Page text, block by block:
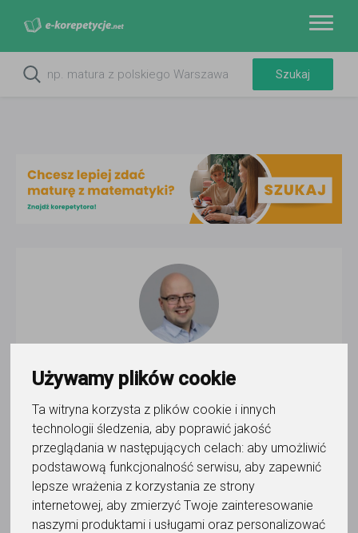
Używamy plików cookie
Ta witryna korzysta z plików cookie i innych
technologii śledzenia, aby poprawić jakość
przeglądania w następujących celach: aby umożliwić
podstawową funkcjonalność serwisu, aby zapewnić
lepsze wrażenia z korzystania ze strony
internetowej, aby zmierzyć Twoje zainteresowanie
naszymi produktami i usługami oraz personalizować
Michał Bartosiak
Wyślij wiadomość
Ostatnia aktywność:
ponad 3 miesiące temu
Pokaż
Korepetytor prowadzi zajęcia online